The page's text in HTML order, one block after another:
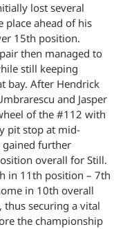
lost several
place ahead of his
15th position.
then managed to
still keeping
bay. After Hendrick
and Jasper
of the #112 with
pit stop at mid-
gained further
overall for Still.
in 11th position – 7th
in 10th overall
securing a vital
the championship